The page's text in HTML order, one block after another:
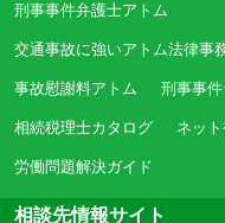
刑事事件弁護士アトム
交通事故に強いアトム法律事
事故慰謝料アトム 刑事事
相続税理士カタログ ネッ
労働問題解決ガイド
相談先情報サイト